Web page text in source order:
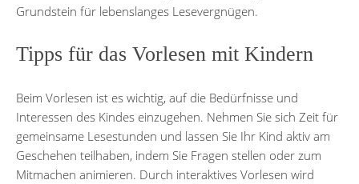
Grundstein für lebenslanges Lesevergnügen.
Tipps für das Vorlesen mit Kindern
Beim Vorlesen ist es wichtig, auf die Bedürfnisse und
Interessen des Kindes einzugehen. Nehmen Sie sich Zeit für
gemeinsame Lesestunden und lassen Sie Ihr Kind aktiv am
Geschehen teilhaben, indem Sie Fragen stellen oder zum
Mitmachen animieren. Durch interaktives Vorlesen wird